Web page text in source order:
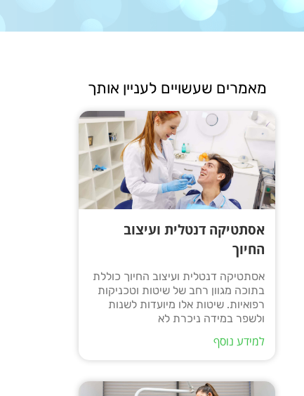
מאמרים שעשויים לעניין אותך
אסתטיקה דנטלית ועיצוב
החיוך
אסתטיקה דנטלית ועיצוב החיוך כוללת
בתוכה מגוון רחב של שיטות וטכניקות
רפואיות. שיטות אלו מיועדות לשנות
ולשפר במידה ניכרת לא
למידע נוסף